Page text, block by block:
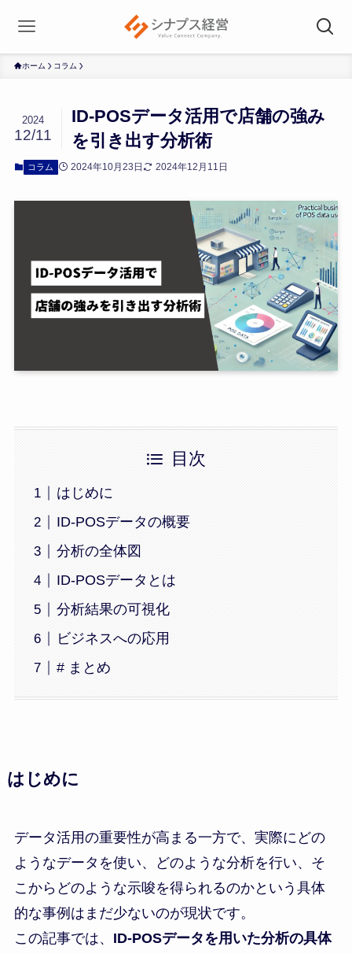
ホーム コラム
ID-POSデータ活用で店舗の強み
を引き出す分析術
2024
12/11
コラム 2024年10月23日 2024年12月11日
目次
はじめに
ID-POSデータの概要
分析の全体図
ID-POSデータとは
分析結果の可視化
ビジネスへの応用
# まとめ
はじめに
データ活用の重要性が高まる一方で、実際にどの
ようなデータを使い、どのような分析を行い、そ
こからどのような示唆を得られるのかという具体
的な事例はまだ少ないのが現状です。
この記事では、 ID-POSデータを用いた分析の具体